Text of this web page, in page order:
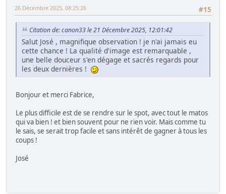
#15
26 Décembre 2025, 08:25:26
Citation de: canon33 le 21 Décembre 2025, 12:01:42
Salut José , magnifique observation ! je n'ai jamais eu
cette chance ! La qualité d'image est remarquable ,
une belle douceur s'en dégage et sacrés regards pour
les deux dernières !
Bonjour et merci Fabrice,
Le plus difficile est de se rendre sur le spot, avec tout le matos
qui va bien ! et bien souvent pour ne rien voir. Mais comme tu
le sais, se serait trop facile et sans intérêt de gagner à tous les
coups !
José